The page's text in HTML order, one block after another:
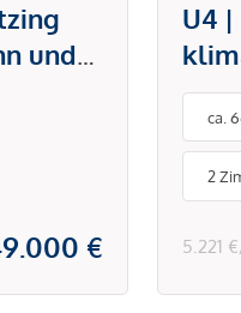
und
I
€
U4
ca.
2
5.221